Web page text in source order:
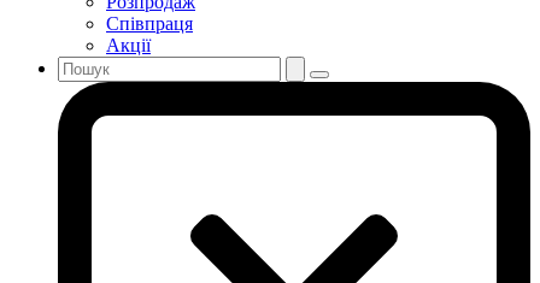
Співпраця
Акції